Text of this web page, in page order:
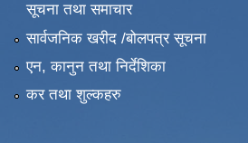
सूचना तथा समाचार
सार्वजनिक खरीद /बोलपत्र सूचना
एन, कानुन तथा निर्देशिका
कर तथा शुल्कहरु